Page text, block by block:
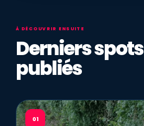
À DÉCOUVRIR ENSUITE
Derniers spots
publiés
01